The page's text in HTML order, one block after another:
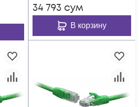
34 793 сум
В корзину